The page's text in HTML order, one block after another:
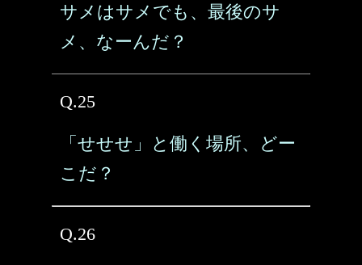
サメはサメでも、最後のサ
メ、なーんだ？
Q.25
「せせせ」と働く場所、どー
こだ？
Q.26